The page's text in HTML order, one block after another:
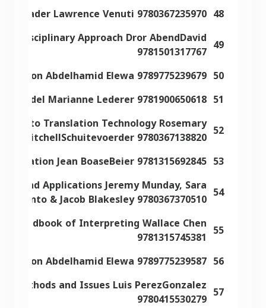
48
Reader Lawrence Venuti 9780367235970
49
Approach Dror AbendDavid
9781501317767
50
Abdelhamid Elewa 9789775239679
51
Model Marianne Lederer 9781900650618
52
to Translation Technology Rosemary
MitchellSchuitevoerder 9780367138820
53
Jean BoaseBeier 9781315692845
54
and Applications Jeremy Munday, Sara
Pinto & Jacob Blakesley 9780367370510
55
Handbook of Interpreting Wallace Chen
9781315745381
56
Abdelhamid Elewa 9789775239587
57
Methods and Issues Luis PerezGonzalez
9780415530279